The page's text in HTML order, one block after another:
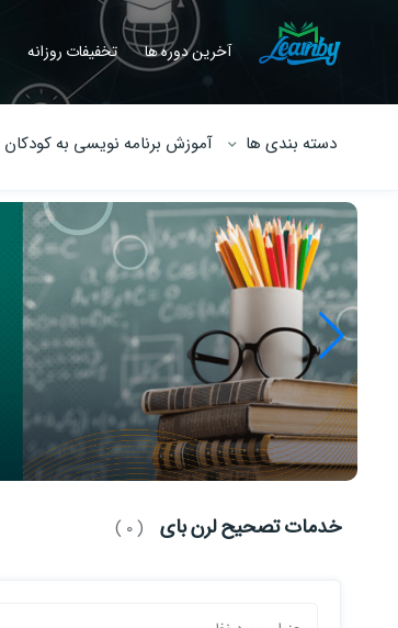
آخرین دوره ها تخفیفات روزانه
دسته بندی ها آموزش برنامه نویسی به کودکان
خدمات تصحیح لرن بای ( 0 )